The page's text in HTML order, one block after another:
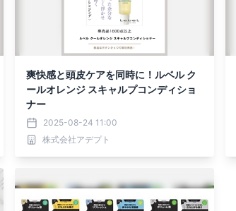
爽快感と頭皮ケアを同時に！ルベル ク
ールオレンジ スキャルプコンディショ
ナー
2025-08-24 11:00
株式会社アデプト